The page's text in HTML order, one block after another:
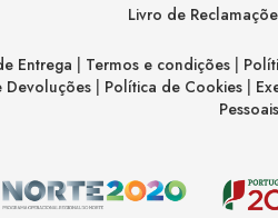
Livro de
Entrega Termos e condições|
Devoluções
Política de Cookies
Pessoais